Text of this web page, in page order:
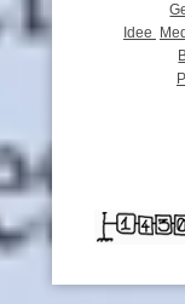
Idee